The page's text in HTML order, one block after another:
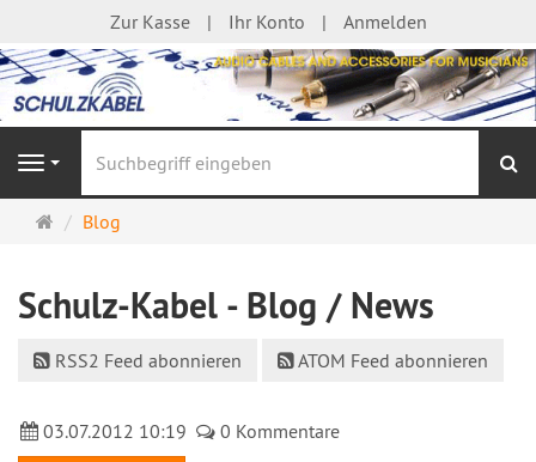
Zur Kasse Ihr Konto Anmelden
Navigation
Startseite
Blog
Schulz-Kabel - Blog / News
RSS2 Feed abonnieren ATOM Feed abonnieren
03.07.2012 10:19 0 Kommentare